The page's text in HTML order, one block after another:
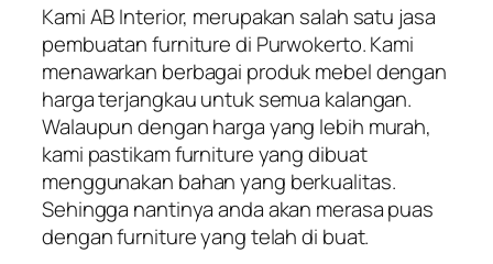
Kami AB Interior, merupakan salah satu jasa
pembuatan furniture di Purwokerto. Kami
menawarkan berbagai produk mebel dengan
harga terjangkau untuk semua kalangan.
Walaupun dengan harga yang lebih murah,
kami pastikam furniture yang dibuat
menggunakan bahan yang berkualitas.
Sehingga nantinya anda akan merasa puas
dengan furniture yang telah di buat.